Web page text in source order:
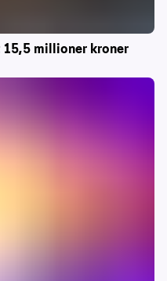
millioner kroner